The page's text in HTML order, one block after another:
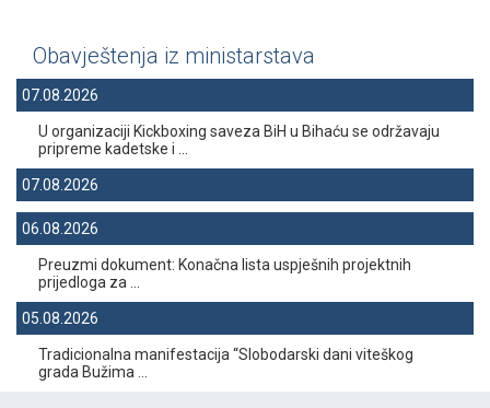
Obavještenja iz ministarstava
07.08.2026
U organizaciji Kickboxing saveza BiH u Bihaću se održavaju
pripreme kadetske i ...
07.08.2026
06.08.2026
Preuzmi dokument: Konačna lista uspješnih projektnih
prijedloga za ...
05.08.2026
Tradicionalna manifestacija “Slobodarski dani viteškog
grada Bužima ...